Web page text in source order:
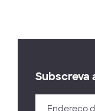
Subscreva